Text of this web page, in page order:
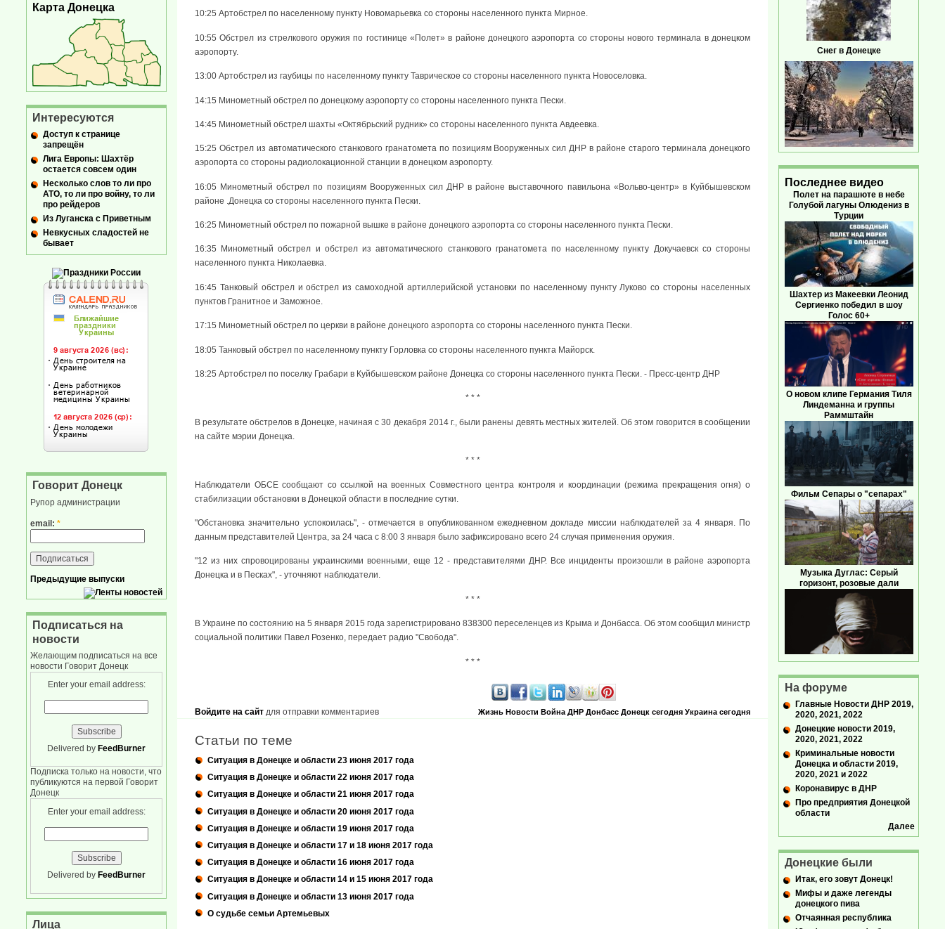
10:25 Артобстрел по населенному пункту Новомарьевка со стороны населенного пункта Мирное.
10:55 Обстрел из стрелкового оружия по гостинице «Полет» в районе донецкого аэропорта со стороны нового терминала в донецком
аэропорту.
13:00 Артобстрел из гаубицы по населенному пункту Таврическое со стороны населенного пункта Новоселовка.
14:15 Минометный обстрел по донецкому аэропорту со стороны населенного пункта Пески.
14:45 Минометный обстрел шахты «Октябрьский рудник» со стороны населенного пункта Авдеевка.
15:25 Обстрел из автоматического станкового гранатомета по позициям Вооруженных сил ДНР в районе старого терминала донецкого
аэропорта со стороны радиолокационной станции в донецком аэропорту.
16:05 Минометный обстрел по позициям Вооруженных сил ДНР в районе выставочного павильона «Вольво-центр» в Куйбышевском
районе .Донецка со стороны населенного пункта Пески.
16:25 Минометный обстрел по пожарной вышке в районе донецкого аэропорта со стороны населенного пункта Пески.
16:35 Минометный обстрел и обстрел из автоматического станкового гранатомета по населенному пункту Докучаевск со стороны
населенного пункта Николаевка.
16:45 Танковый обстрел и обстрел из самоходной артиллерийской установки по населенному пункту Луково со стороны населенных
пунктов Гранитное и Заможное.
17:15 Минометный обстрел по церкви в районе донецкого аэропорта со стороны населенного пункта Пески.
18:05 Танковый обстрел по населенному пункту Горловка со стороны населенного пункта Майорск.
18:25 Артобстрел по поселку Грабари в Куйбышевском районе Донецка со стороны населенного пункта Пески. - Пресс-центр ДНР
* * *
В результате обстрелов в Донецке, начиная с 30 декабря 2014 г., были ранены девять местных жителей. Об этом говорится в сообщении
на сайте мэрии Донецка.
* * *
Наблюдатели ОБСЕ сообщают со ссылкой на военных Совместного центра контроля и координации (режима прекращения огня) о
стабилизации обстановки в Донецкой области в последние сутки.
"Обстановка значительно успокоилась", - отмечается в опубликованном ежедневном докладе миссии наблюдателей за 4 января. По
данным представителей Центра, за 24 часа с 8:00 3 января было зафиксировано всего 24 случая применения оружия.
"12 из них спровоцированы украинскими военными, еще 12 - представителями ДНР. Все инциденты произошли в районе аэропорта
Донецка и в Песках", - уточняют наблюдатели.
* * *
В Украине по состоянию на 5 января 2015 года зарегистрировано 838300 переселенцев из Крыма и Донбасса. Об этом сообщил министр
социальной политики Павел Розенко, передает радио "Свобода".
* * *
Жизнь Новости Война ДНР Донбасс Донецк сегодня Украина сегодня
Войдите на сайт для отправки комментариев
Статьи по теме
Ситуация в Донецке и области 23 июня 2017 года
Ситуация в Донецке и области 22 июня 2017 года
Ситуация в Донецке и области 21 июня 2017 года
Ситуация в Донецке и области 20 июня 2017 года
Ситуация в Донецке и области 19 июня 2017 года
Ситуация в Донецке и области 17 и 18 июня 2017 года
Ситуация в Донецке и области 16 июня 2017 года
Ситуация в Донецке и области 14 и 15 июня 2017 года
Ситуация в Донецке и области 13 июня 2017 года
О судьбе семьи Артемьевых
Карта Донецка
Интересуются
Доступ к странице
запрещён
Лига Европы: Шахтёр
остается совсем один
Несколько слов то ли про
АТО, то ли про войну, то ли
про рейдеров
Из Луганска с Приветным
Невкусных сладостей не
бывает
Говорит Донецк
Рупор администрации
email: *
Предыдущие выпуски
Подписаться на
новости
Желающим подписаться на все
новости Говорит Донецк
Enter your email address:
Delivered by FeedBurner
Подписка только на новости, что
публикуются на первой Говорит
Донецк
Enter your email address:
Delivered by FeedBurner
Лица
Снег в Донецке
Последнее видео
Полет на парашюте в небе
Голубой лагуны Олюдениз в
Турции
Шахтер из Макеевки Леонид
Сергиенко победил в шоу
Голос 60+
О новом клипе Германия Тиля
Линдеманна и группы
Раммштайн
Фильм Сепары о "сепарах"
Музыка Дуглас: Серый
горизонт, розовые дали
На форуме
Главные Новости ДНР 2019,
2020, 2021, 2022
Донецкие новости 2019,
2020, 2021, 2022
Криминальные новости
Донецка и области 2019,
2020, 2021 и 2022
Коронавирус в ДНР
Про предприятия Донецкой
области
Далее
Донецкие были
Итак, его зовут Донецк!
Мифы и даже легенды
донецкого пива
Отчаянная республика